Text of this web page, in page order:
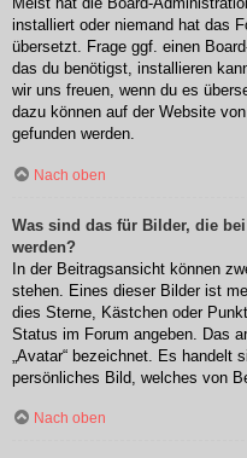
installiert oder niemand hat das
übersetzt. Frage ggf. einen
das du benötigst, installieren
wir uns freuen, wenn du es
dazu können auf der Website von
gefunden werden.
Nach oben
Was sind das für Bilder, die
werden?
In der Beitragsansicht können
stehen. Eines dieser Bilder ist
dies Sterne, Kästchen oder
Status im Forum angeben. Das
„Avatar“ bezeichnet. Es handelt
persönliches Bild, welches von
Nach oben